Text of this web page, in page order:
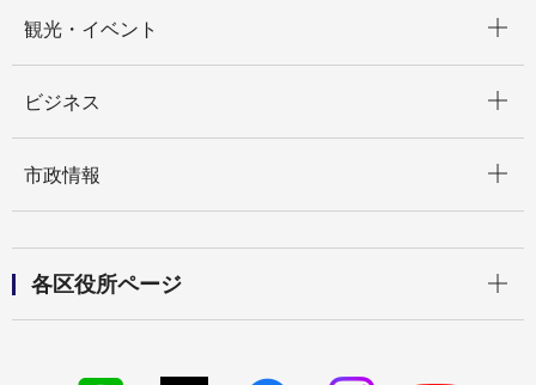
観光・イベント
ビジネス
市政情報
各区役所ページ